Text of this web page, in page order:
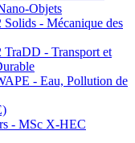
Objets
- Mécanique des
- Transport et
- Eau, Pollution de
- MSc X-HEC